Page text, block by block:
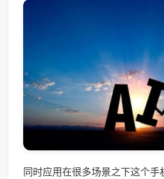
同时应用在很多场景之下这个手